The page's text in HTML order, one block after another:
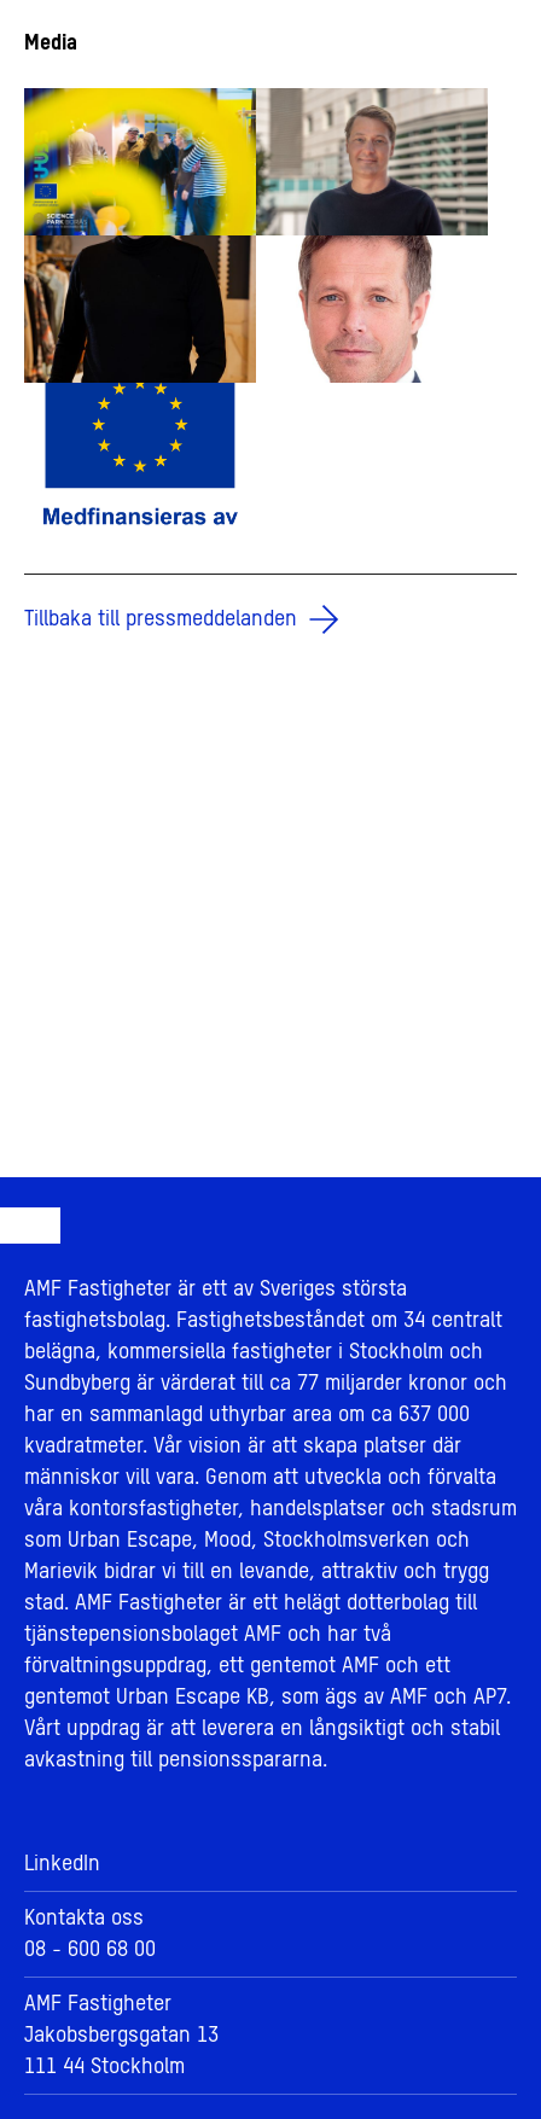
Media
Tillbaka till pressmeddelanden
AMF Fastigheter är ett av Sveriges största
fastighetsbolag. Fastighetsbeståndet om 34 centralt
belägna, kommersiella fastigheter i Stockholm och
Sundbyberg är värderat till ca 77 miljarder kronor och
har en sammanlagd uthyrbar area om ca 637 000
kvadratmeter. Vår vision är att skapa platser där
människor vill vara. Genom att utveckla och förvalta
våra kontorsfastigheter, handelsplatser och stadsrum
som Urban Escape, Mood, Stockholmsverken och
Marievik bidrar vi till en levande, attraktiv och trygg
stad. AMF Fastigheter är ett helägt dotterbolag till
tjänstepensionsbolaget AMF och har två
förvaltningsuppdrag, ett gentemot AMF och ett
gentemot Urban Escape KB, som ägs av AMF och AP7.
Vårt uppdrag är att leverera en långsiktigt och stabil
avkastning till pensionsspararna.
LinkedIn
Kontakta oss
08 - 600 68 00
AMF Fastigheter
Jakobsbergsgatan 13
111 44 Stockholm